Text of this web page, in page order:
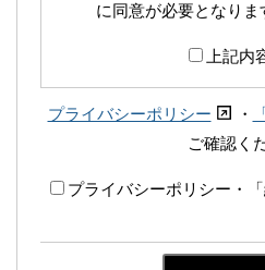
に同意が必要となりま
上記内
プライバシーポリシー ・
ご確認く
プライバシーポリシー・